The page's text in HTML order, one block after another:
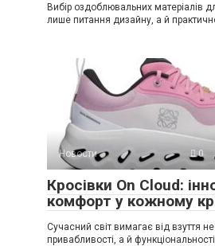
Вибір оздоблювальних матеріалів
лише питання дизайну, а й
Новости 0
Кросівки On Cloud:
комфорт у кожному
Сучасний світ вимагає від взуття
привабливості, а й